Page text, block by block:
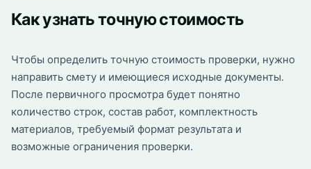
Как узнать точную стоимость
Чтобы определить точную стоимость проверки, нужно
направить смету и имеющиеся исходные документы.
После первичного просмотра будет понятно
количество строк, состав работ, комплектность
материалов, требуемый формат результата и
возможные ограничения проверки.